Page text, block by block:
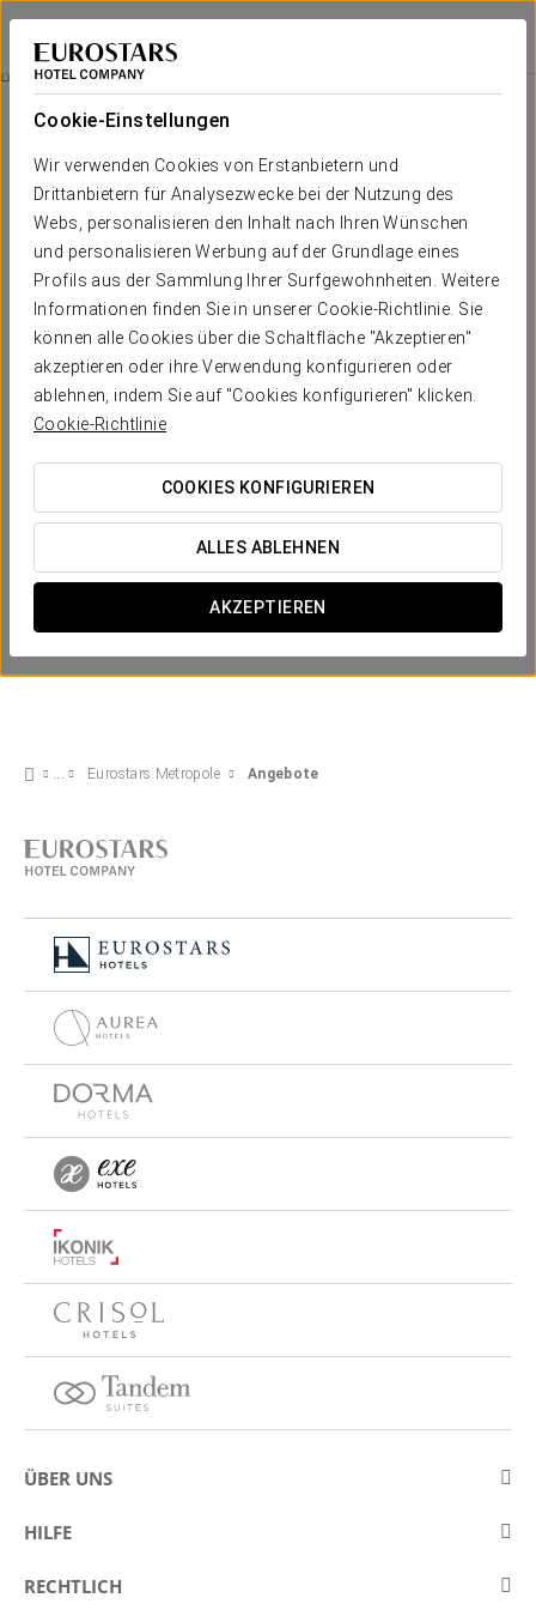
Cookie-Einstellungen
Wir verwenden Cookies von Erstanbietern und
Drittanbietern für Analysezwecke bei der Nutzung des
Webs, personalisieren den Inhalt nach Ihren Wünschen
und personalisieren Werbung auf der Grundlage eines
Profils aus der Sammlung Ihrer Surfgewohnheiten. Weitere
Informationen finden Sie in unserer Cookie-Richtlinie. Sie
können alle Cookies über die Schaltfläche "Akzeptieren"
akzeptieren oder ihre Verwendung konfigurieren oder
ablehnen, indem Sie auf "Cookies konfigurieren" klicken.
Cookie-Richtlinie
COOKIES KONFIGURIEREN
ALLES ABLEHNEN
AKZEPTIEREN
Eurostars Metropole
RIGA
Angebote
Angebote
Romantisches Erlebnis
35 €
Eurostars Metropole Angebote
ÜBER UNS
Über Eurostars Hotel Company
Wettbewerbe
HILFE
Kontakt
RECHTLICH